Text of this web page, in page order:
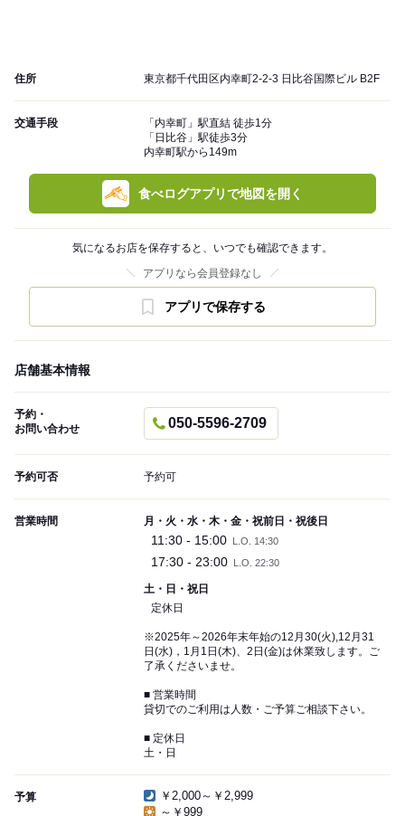
住所 東京都千代田区内幸町2-2-3 日比谷国際ビル B2F
交通手段
「内幸町」駅直結 徒歩1分
「日比谷」駅徒歩3分
内幸町駅から149m
食べログアプリで地図を開く
気になるお店を保存すると、いつでも確認できます。
アプリなら会員登録なし
アプリで保存する
店舗基本情報
予約・
お問い合わせ
050-5596-2709
予約可否 予約可
営業時間 月・火・水・木・金・祝前日・祝後日
11:30 - 15:00 L.O. 14:30
17:30 - 23:00 L.O. 22:30
土・日・祝日
定休日
※2025年～2026年末年始の12月30(火),12月31
日(水)，1月1日(木)、2日(金)は休業致します。ご
了承くださいませ。
■ 営業時間
貸切でのご利用は人数・ご予算ご相談下さい。
■ 定休日
土・日
予算
￥2,000～￥2,999
～￥999